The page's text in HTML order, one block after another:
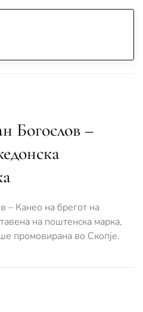
Богослов –
– Канео на брегот на
на поштенска марка,
промовирана во Скопје.